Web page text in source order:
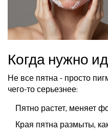
Когда нужно
Не все пятна - просто
чего-то серьезнее:
Пятно растет, меняет
Края пятна размыты,